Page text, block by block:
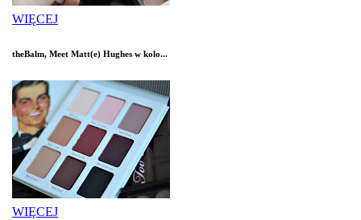
WIĘCEJ
theBalm, Meet Matt(e) Hughes w kolo...
WIĘCEJ